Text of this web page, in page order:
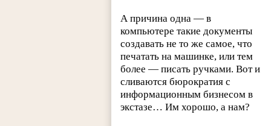
А причина одна — в
компьютере такие документы
создавать не то же самое, что
печатать на машинке, или тем
более — писать ручками. Вот и
сливаются бюрократия с
информационным бизнесом в
экстазе… Им хорошо, а нам?